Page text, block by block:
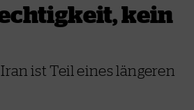
kein
ist Teil eines längeren